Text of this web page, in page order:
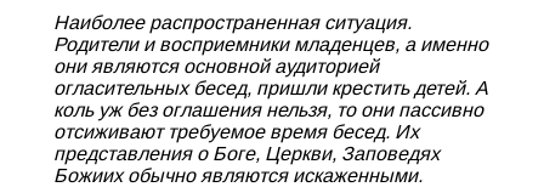
Наиболее распространенная ситуация.
Родители и восприемники младенцев, а именно
они являются основной аудиторией
огласительных бесед, пришли крестить детей. А
коль уж без оглашения нельзя, то они пассивно
отсиживают требуемое время бесед. Их
представления о Боге, Церкви, Заповедях
Божиих обычно являются искаженными.